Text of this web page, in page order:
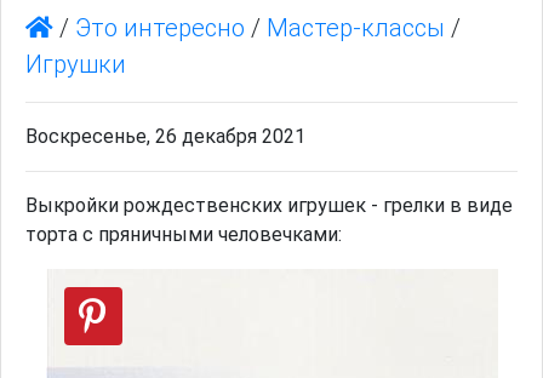
/ Это интересно / Мастер-классы /
Игрушки
Воскресенье, 26 декабря 2021
Выкройки рождественских игрушек - грелки в виде
торта с пряничными человечками: